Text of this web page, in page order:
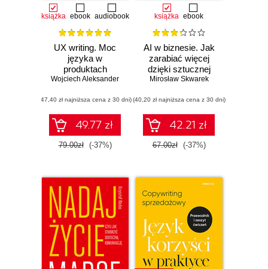
książka ebook audiobook
UX writing. Moc
języka w
produktach
cyfrowych
Wojciech Aleksander
(47,40 zł najniższa cena z 30 dni)
49.77 zł
79.00zł (-37%)
książka ebook
AI w biznesie. Jak
zarabiać więcej
dzięki sztucznej
inteligencji
Mirosław Skwarek
(40,20 zł najniższa cena z 30 dni)
42.21 zł
67.00zł (-37%)